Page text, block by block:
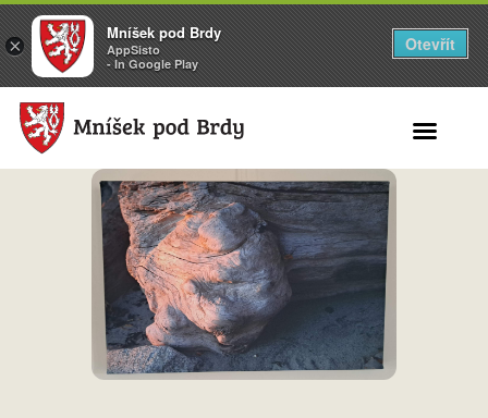
×
Mníšek pod Brdy
AppSisto
- In Google Play
Otevřít